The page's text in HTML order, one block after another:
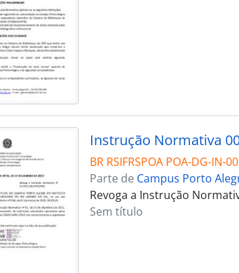
Instrução Normativa
BR RSIFRSPOA POA-DG-IN-
Parte de Campus Porto
Revoga a Instrução
Sem título